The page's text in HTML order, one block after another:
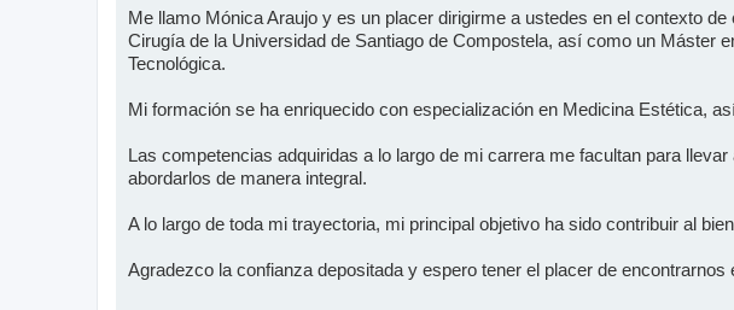
Me llamo Mónica Araujo y es un placer dirigirme a ustedes en el contexto
Cirugía de la Universidad de Santiago de Compostela, así como un Máster
Tecnológica.
Mi formación se ha enriquecido con especialización en Medicina Estética,
Las competencias adquiridas a lo largo de mi carrera me facultan para
abordarlos de manera integral.
A lo largo de toda mi trayectoria, mi principal objetivo ha sido contribuir al
Agradezco la confianza depositada y espero tener el placer de encontrarnos